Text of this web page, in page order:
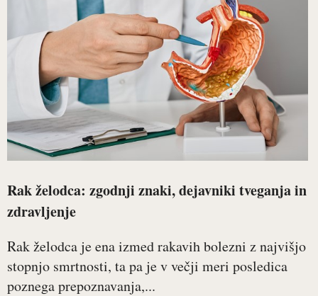
Rak želodca: zgodnji znaki, dejavniki tveganja in
zdravljenje
Rak želodca je ena izmed rakavih bolezni z najvišjo
stopnjo smrtnosti, ta pa je v večji meri posledica
poznega prepoznavanja,...